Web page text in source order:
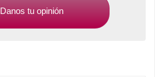
Danos tu opinión